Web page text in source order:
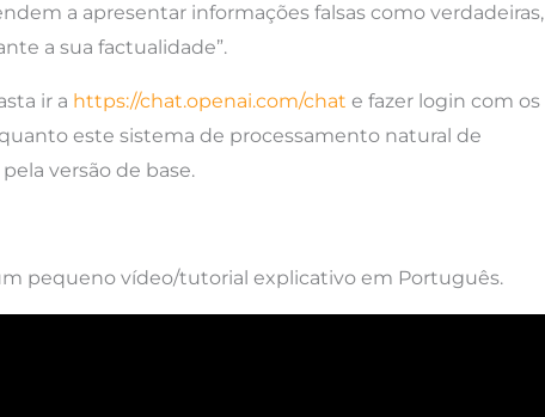
a apresentar informações falsas como verdadeiras,
a sua factualidade”.
ir a https://chat.openai.com/chat e fazer login com os
este sistema de processamento natural de
versão de base.
pequeno vídeo/tutorial explicativo em Português.